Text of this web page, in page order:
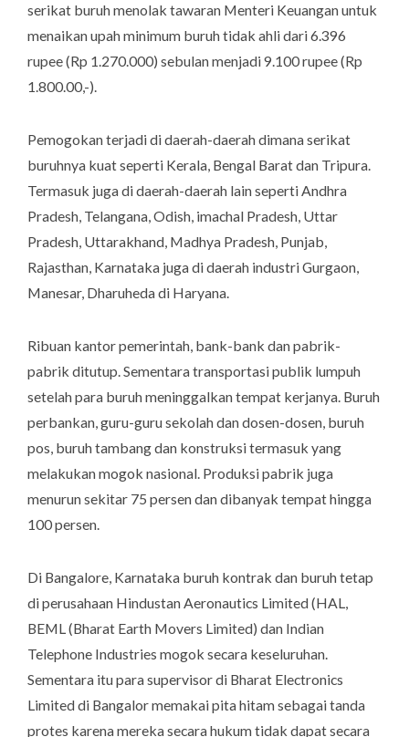
serikat buruh menolak tawaran Menteri Keuangan untuk
menaikan upah minimum buruh tidak ahli dari 6.396
rupee (Rp 1.270.000) sebulan menjadi 9.100 rupee (Rp
1.800.00,-).
Pemogokan terjadi di daerah-daerah dimana serikat
buruhnya kuat seperti Kerala, Bengal Barat dan Tripura.
Termasuk juga di daerah-daerah lain seperti Andhra
Pradesh, Telangana, Odish, imachal Pradesh, Uttar
Pradesh, Uttarakhand, Madhya Pradesh, Punjab,
Rajasthan, Karnataka juga di daerah industri Gurgaon,
Manesar, Dharuheda di Haryana.
Ribuan kantor pemerintah, bank-bank dan pabrik-
pabrik ditutup. Sementara transportasi publik lumpuh
setelah para buruh meninggalkan tempat kerjanya. Buruh
perbankan, guru-guru sekolah dan dosen-dosen, buruh
pos, buruh tambang dan konstruksi termasuk yang
melakukan mogok nasional. Produksi pabrik juga
menurun sekitar 75 persen dan dibanyak tempat hingga
100 persen.
Di Bangalore, Karnataka buruh kontrak dan buruh tetap
di perusahaan Hindustan Aeronautics Limited (HAL,
BEML (Bharat Earth Movers Limited) dan Indian
Telephone Industries mogok secara keseluruhan.
Sementara itu para supervisor di Bharat Electronics
Limited di Bangalor memakai pita hitam sebagai tanda
protes karena mereka secara hukum tidak dapat secara